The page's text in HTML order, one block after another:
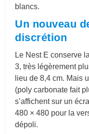
blancs.
Un nouveau
discrétion
Le Nest E conserve
3, très légèrement
lieu de 8,4 cm. Mais
(poly carbonate fait
s’affichent sur un
480 × 480 pour la
dépoli.